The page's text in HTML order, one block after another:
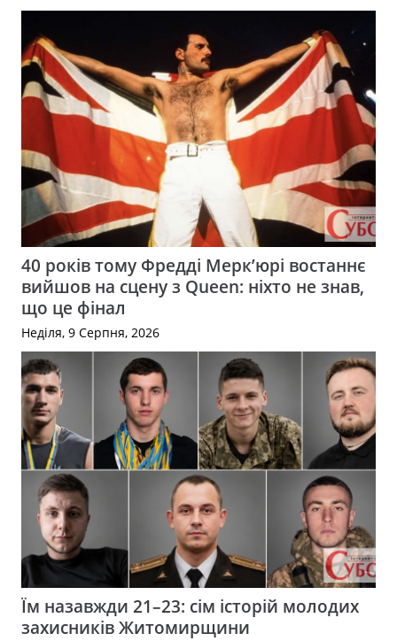
40 років тому Фредді Мерк’юрі востаннє
вийшов на сцену з Queen: ніхто не знав,
що це фінал
Неділя, 9 Серпня, 2026
Їм назавжди 21–23: сім історій молодих
захисників Житомирщини